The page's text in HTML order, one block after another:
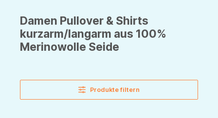
Damen Pullover & Shirts
kurzarm/langarm aus 100%
Merinowolle Seide
Produkte filtern